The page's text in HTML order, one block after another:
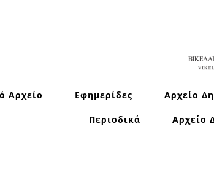
Αρχείο Εφημερίδες Αρχείο
Περιοδικά Αρχείο